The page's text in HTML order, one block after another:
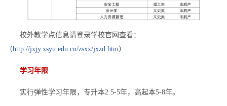
校外教学点信息请登录学校官网查看：
（http://jxjy.xsyu.edu.cn/zsxx/jxzd.htm）
学习年限
实行弹性学习年限，专升本2.5-5年，高起本5-8年。